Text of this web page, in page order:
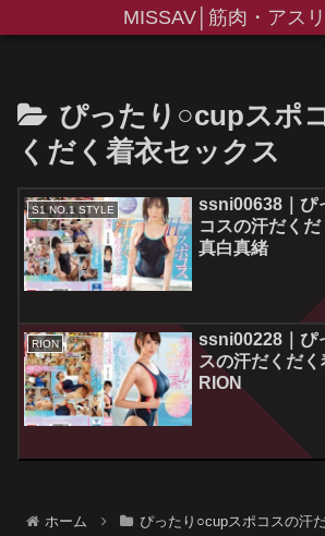
MISSAV│筋肉・アス
ぴったり○cupスポ
くだく着衣セックス
S1 NO.1 STYLE
ssni00638｜ぴ
コスの汗だく
真白真緒
RION
ssni00228｜ぴ
スの汗だくだ
RION
ホーム ぴったり○cupスポコスの汗